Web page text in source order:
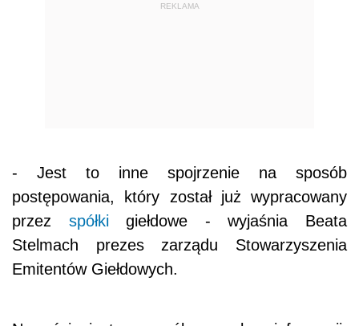
REKLAMA
- Jest to inne spojrzenie na sposób
postępowania, który został już wypracowany
przez spółkigiełdowe - wyjaśnia Beata
Stelmach prezes zarządu Stowarzyszenia
Emitentów Giełdowych.